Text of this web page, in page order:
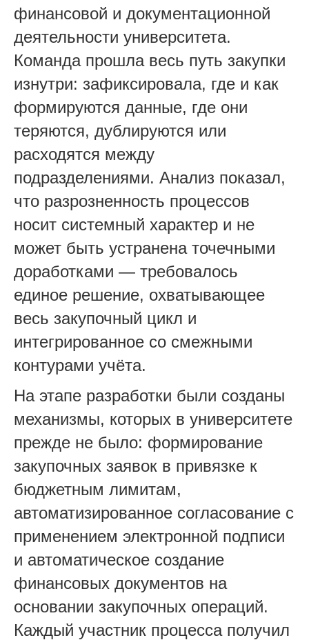
финансовой и документационной
деятельности университета.
Команда прошла весь путь закупки
изнутри: зафиксировала, где и как
формируются данные, где они
теряются, дублируются или
расходятся между
подразделениями. Анализ показал,
что разрозненность процессов
носит системный характер и не
может быть устранена точечными
доработками — требовалось
единое решение, охватывающее
весь закупочный цикл и
интегрированное со смежными
контурами учёта.
На этапе разработки были созданы
механизмы, которых в университете
прежде не было: формирование
закупочных заявок в привязке к
бюджетным лимитам,
автоматизированное согласование с
применением электронной подписи
и автоматическое создание
финансовых документов на
основании закупочных операций.
Каждый участник процесса получил